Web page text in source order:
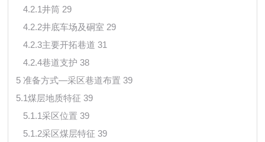
4.2.1井筒 29
4.2.2井底车场及硐室 29
4.2.3主要开拓巷道 31
4.2.4巷道支护 38
5 准备方式—采区巷道布置 39
5.1煤层地质特征 39
5.1.1采区位置 39
5.1.2采区煤层特征 39